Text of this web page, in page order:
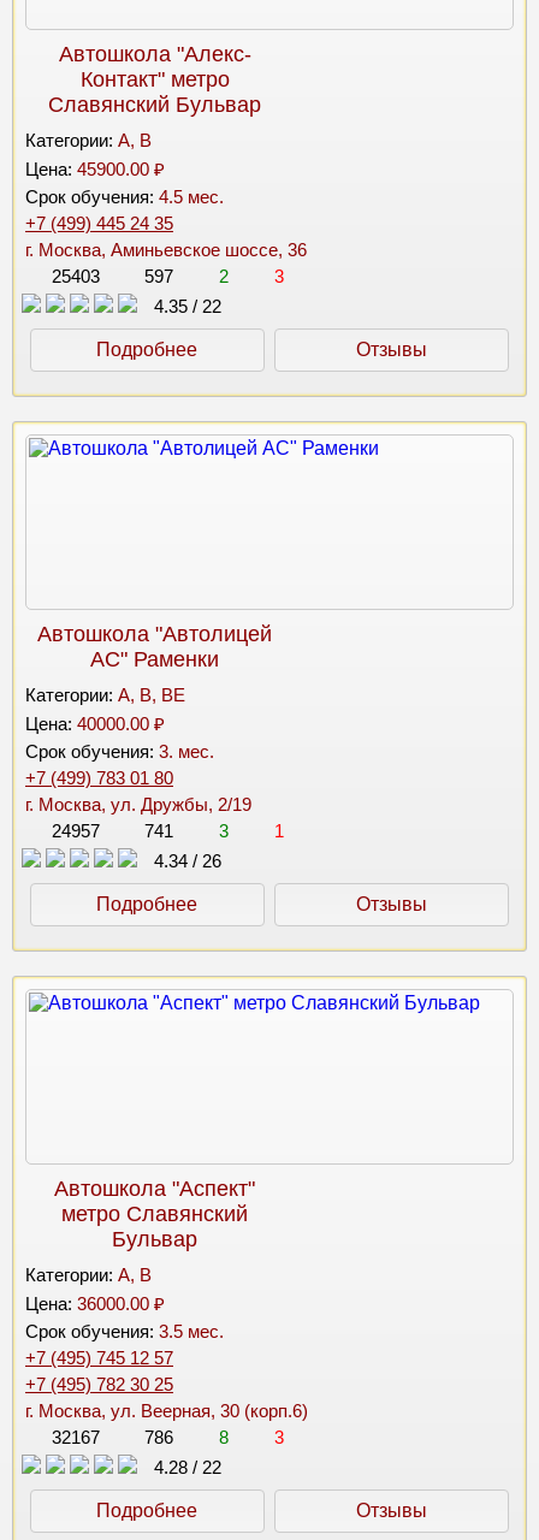
Автошкола "Алекс-
Контакт" метро
Славянский Бульвар
Категории: A, B
Цена: 45900.00 ₽
Срок обучения: 4.5 мес.
+7 (499) 445 24 35
г. Москва, Аминьевское шоссе, 36
25403
597 2
3
4.35 / 22
Подробнее Отзывы
Автошкола "Автолицей
АС" Раменки
Категории: A, B, BE
Цена: 40000.00 ₽
Срок обучения: 3. мес.
+7 (499) 783 01 80
г. Москва, ул. Дружбы, 2/19
24957
741 3
1
4.34 / 26
Подробнее Отзывы
Автошкола "Аспект"
метро Славянский
Бульвар
Категории: A, B
Цена: 36000.00 ₽
Срок обучения: 3.5 мес.
+7 (495) 745 12 57
+7 (495) 782 30 25
г. Москва, ул. Веерная, 30 (корп.6)
32167
786 8
3
4.28 / 22
Подробнее Отзывы